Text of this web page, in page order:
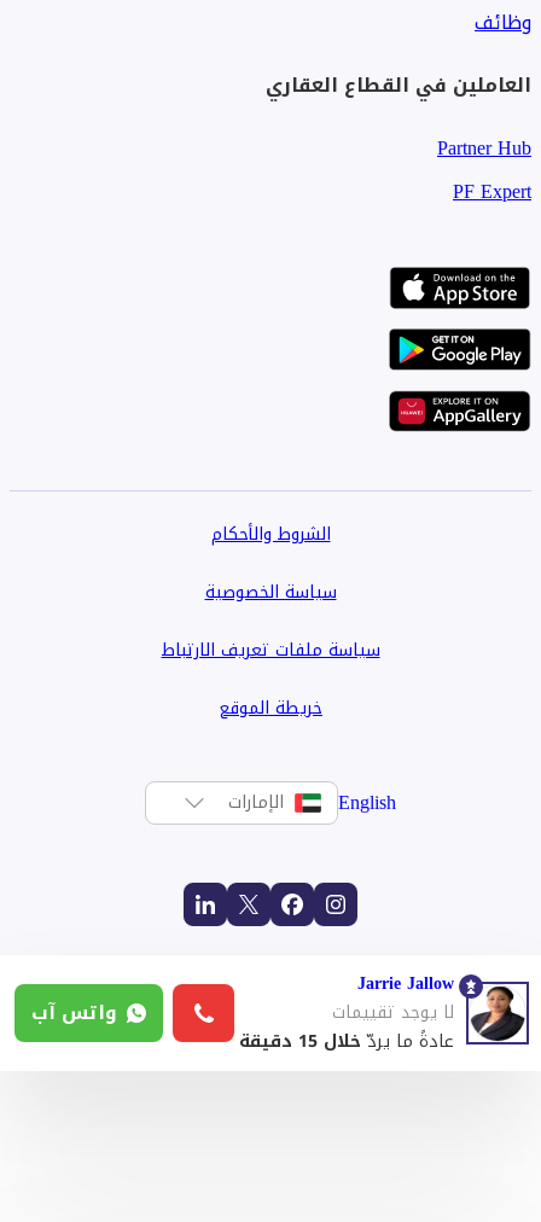
وظائف
العاملين في القطاع العقاري
Partner Hub
PF Expert
الشروط والأحكام
سياسة الخصوصية
سياسة ملفات تعريف الارتباط
خريطة الموقع
English الإمارات
Jarrie Jallow
لا يوجد تقييمات
عادةً ما يردّخلال 15 دقيقة
واتس آب